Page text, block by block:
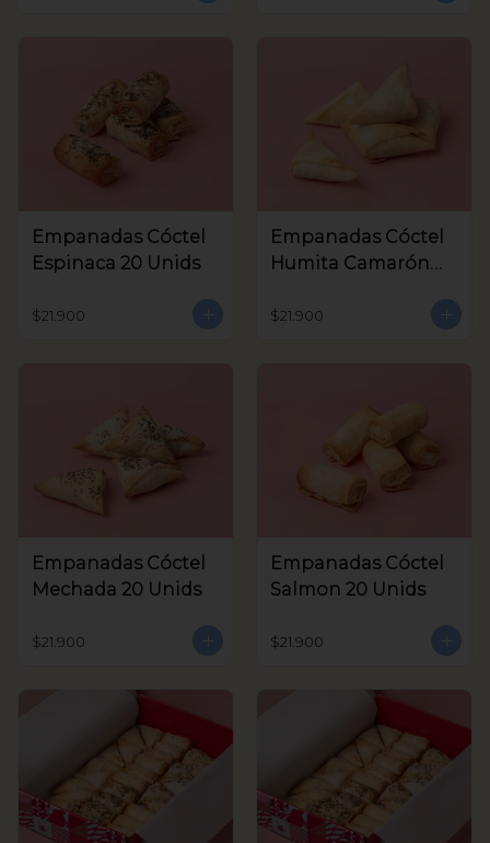
Empanadas Cóctel
Espinaca 20 Unids
$21.900
Empanadas Cóctel
Humita Camarón
$21.900
Empanadas Cóctel
Mechada 20 Unids
$21.900
Empanadas Cóctel
Salmon 20 Unids
$21.900